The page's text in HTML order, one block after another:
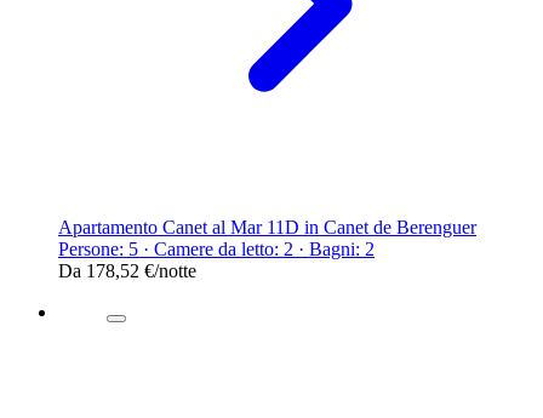
Apartamento Canet al Mar 11D in Canet de Berenguer
Persone: 5 · Camere da letto: 2 · Bagni: 2
Da 178,52 €/notte